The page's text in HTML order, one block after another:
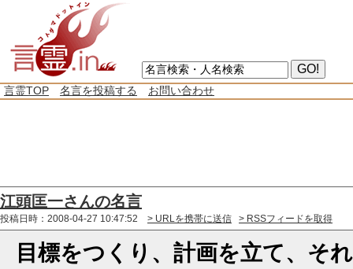
言霊TOP 名言を投稿する お問い合わせ
江頭匡一さんの名言
投稿日時：2008-04-27 10:47:52 > URLを携帯に送信 > RSSフィードを取得
目標をつくり、計画を立て、そ